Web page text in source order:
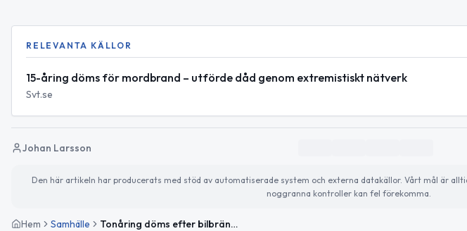
RELEVANTA KÄLLOR
15-åring döms för mordbrand – utförde dåd genom extremistiskt nätverk
Svt.se
Johan Larsson
Den här artikeln har producerats med stöd av automatiserade system och externa datakällor. Vårt mål är
noggranna kontroller kan fel förekomma.
Hem Samhälle Tonåring döms efter bilbränder kopplade till extremistnätverk